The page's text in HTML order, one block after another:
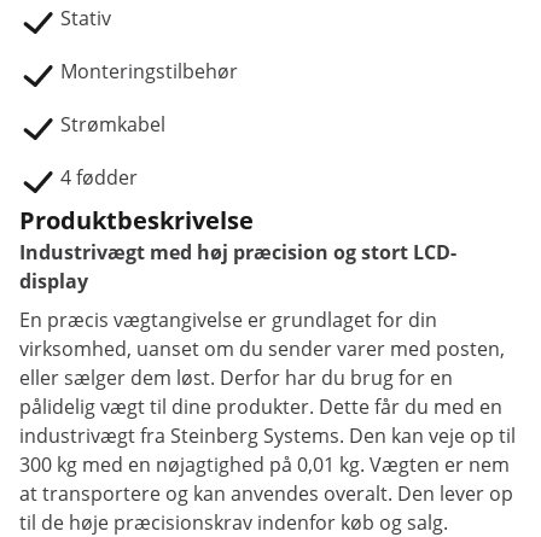
Stativ
Monteringstilbehør
Strømkabel
4 fødder
Produktbeskrivelse
Industrivægt med høj præcision og stort LCD-
display
En præcis vægtangivelse er grundlaget for din
virksomhed, uanset om du sender varer med posten,
eller sælger dem løst. Derfor har du brug for en
pålidelig vægt til dine produkter. Dette får du med en
industrivægt fra Steinberg Systems. Den kan veje op til
300 kg med en nøjagtighed på 0,01 kg. Vægten er nem
at transportere og kan anvendes overalt. Den lever op
til de høje præcisionskrav indenfor køb og salg.